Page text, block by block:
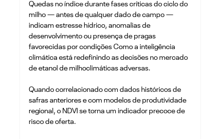
Quedas no índice durante fases críticas do ciclo do
milho — antes de qualquer dado de campo —
indicam estresse hídrico, anomalias de
desenvolvimento ou presença de pragas
favorecidas por condições Como a inteligência
climática está redefinindo as decisões no mercado
de etanol de milhoclimáticas adversas.
Quando correlacionado com dados históricos de
safras anteriores e com modelos de produtividade
regional, o NDVI se torna um indicador precoce de
risco de oferta.